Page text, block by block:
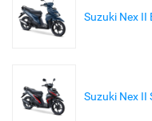
Suzuki Nex II
Suzuki Nex II